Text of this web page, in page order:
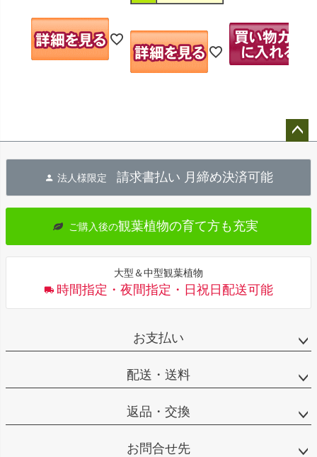
へ
法人様限定 請求書払い 月締め決済可能
ご購入後の観葉植物の育て方も充実
大型＆中型観葉植物
時間指定・夜間指定・日祝日配送可能
お支払い
配送・送料
返品・交換
お問合せ先